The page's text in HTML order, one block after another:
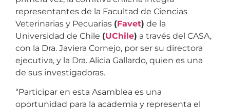
representantes de la Facultad de Ciencias
Veterinarias y Pecuarias (Favet) de la
Universidad de Chile (UChile) a través del CASA,
con la Dra. Javiera Cornejo, por ser su directora
ejecutiva, y la Dra. Alicia Gallardo, quien es una
de sus investigadoras.
“Participar en esta Asamblea es una
oportunidad para la academia y representa el